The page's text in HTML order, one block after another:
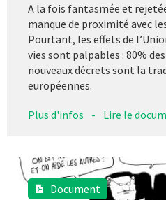
A la fois fantasmée et
manque de proximité avec
Pourtant, les effets de
vies sont palpables : 80%
nouveaux décrets sont la
européennes.
Plus d'infos - Lire le
Document